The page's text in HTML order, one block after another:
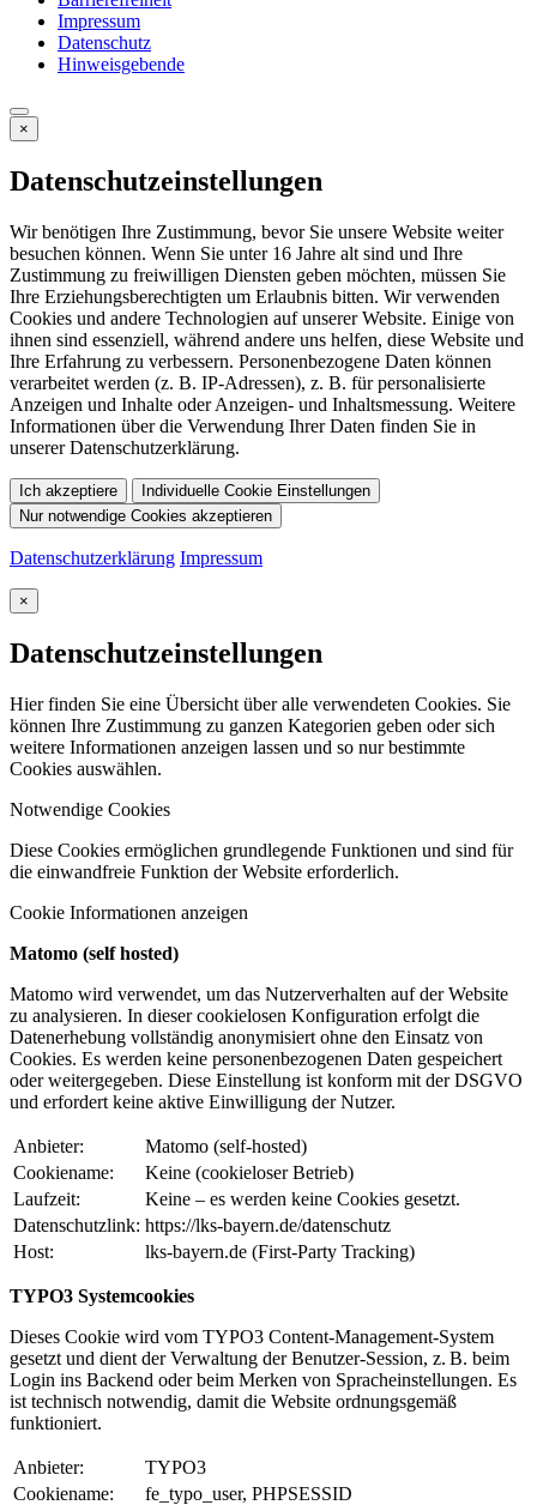
Impressum
Datenschutz
Hinweisgebende
×
Datenschutzeinstellungen
Wir benötigen Ihre Zustimmung, bevor Sie unsere Website weiter
besuchen können. Wenn Sie unter 16 Jahre alt sind und Ihre
Zustimmung zu freiwilligen Diensten geben möchten, müssen Sie
Ihre Erziehungsberechtigten um Erlaubnis bitten. Wir verwenden
Cookies und andere Technologien auf unserer Website. Einige von
ihnen sind essenziell, während andere uns helfen, diese Website und
Ihre Erfahrung zu verbessern. Personenbezogene Daten können
verarbeitet werden (z. B. IP-Adressen), z. B. für personalisierte
Anzeigen und Inhalte oder Anzeigen- und Inhaltsmessung. Weitere
Informationen über die Verwendung Ihrer Daten finden Sie in
unserer Datenschutzerklärung.
Ich akzeptiere
Individuelle Cookie Einstellungen
Nur notwendige Cookies akzeptieren
Datenschutzerklärung Impressum
×
Datenschutzeinstellungen
Hier finden Sie eine Übersicht über alle verwendeten Cookies. Sie
können Ihre Zustimmung zu ganzen Kategorien geben oder sich
weitere Informationen anzeigen lassen und so nur bestimmte
Cookies auswählen.
Notwendige Cookies
Diese Cookies ermöglichen grundlegende Funktionen und sind für
die einwandfreie Funktion der Website erforderlich.
Cookie Informationen anzeigen
Matomo (self hosted)
Matomo wird verwendet, um das Nutzerverhalten auf der Website
zu analysieren. In dieser cookielosen Konfiguration erfolgt die
Datenerhebung vollständig anonymisiert ohne den Einsatz von
Cookies. Es werden keine personenbezogenen Daten gespeichert
oder weitergegeben. Diese Einstellung ist konform mit der DSGVO
und erfordert keine aktive Einwilligung der Nutzer.
Anbieter:
Matomo (self-hosted)
Cookiename:
Keine (cookieloser Betrieb)
Laufzeit:
Keine – es werden keine Cookies gesetzt.
Datenschutzlink: https://lks-bayern.de/datenschutz
Host:
lks-bayern.de (First-Party Tracking)
TYPO3 Systemcookies
Dieses Cookie wird vom TYPO3 Content-Management-System
gesetzt und dient der Verwaltung der Benutzer-Session, z. B. beim
Login ins Backend oder beim Merken von Spracheinstellungen. Es
ist technisch notwendig, damit die Website ordnungsgemäß
funktioniert.
Anbieter:
TYPO3
Cookiename:
fe_typo_user, PHPSESSID